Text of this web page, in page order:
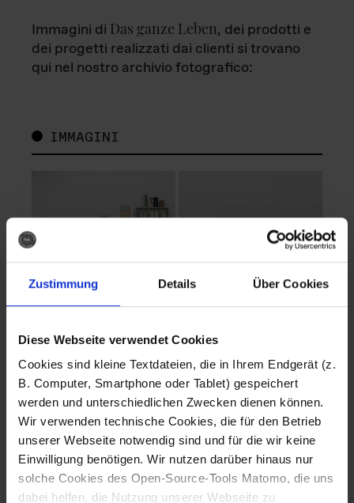
Zustimmung Details Über Cookies
Diese Webseite verwendet Cookies
Cookies sind kleine Textdateien, die in Ihrem Endgerät (z.
B. Computer, Smartphone oder Tablet) gespeichert
werden und unterschiedlichen Zwecken dienen können.
Wir verwenden technische Cookies, die für den Betrieb
unserer Webseite notwendig sind und für die wir keine
Einwilligung benötigen. Wir nutzen darüber hinaus nur
solche Cookies des Open-Source-Tools Matomo, die uns
dabei helfen, die Nutzung unserer Webseite zu
Immagini di Das ganze Leben, dei prodotti e
dei progetti realizzati dai clienti si trovano
qui nel nostro archivio fotografico:
IMMAGINI
Fotografo: Lorenz
Sternbach
Download
Fotografo: Lorenz
Sternbach
Download